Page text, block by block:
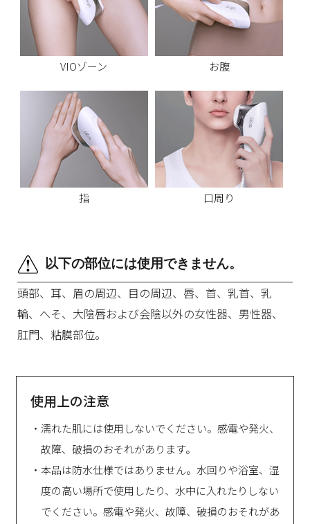
VIOゾーン お腹
指 口周り
以下の部位には使用できません。
頭部、耳、眉の周辺、目の周辺、唇、首、乳首、乳
輪、へそ、大陰唇および会陰以外の女性器、男性器、
肛門、粘膜部位。
使用上の注意
・濡れた肌には使用しないでください。感電や発火、
故障、破損のおそれがあります。
・本品は防水仕様ではありません。水回りや浴室、湿
度の高い場所で使用したり、水中に入れたりしない
でください。感電や発火、故障、破損のおそれがあ